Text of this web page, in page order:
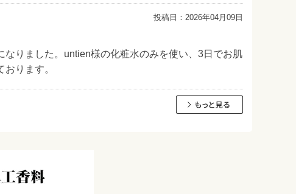
投稿日： 2026年04月09日
りました。untien様の化粧水のみを使い、3日でお肌
ります。